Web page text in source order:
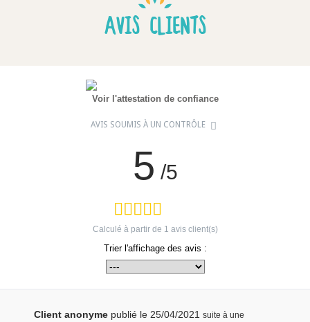
AVIS CLIENTS
Voir l'attestation de confiance
AVIS SOUMIS À UN CONTRÔLE
5 /5
Calculé à partir de 1 avis client(s)
Trier l'affichage des avis :
Client anonyme publié le 25/04/2021 suite à une